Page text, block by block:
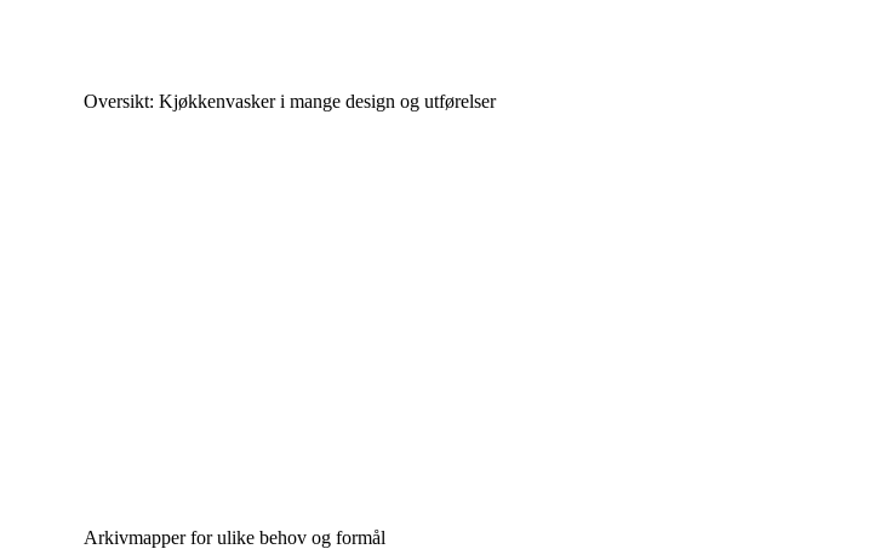
Oversikt: Kjøkkenvasker i mange design og utførelser
Arkivmapper for ulike behov og formål